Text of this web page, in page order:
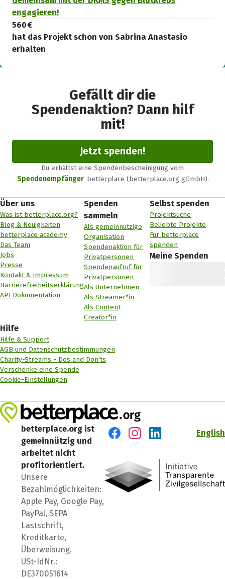
engagieren!
560 €
hat das Projekt schon von Sabrina Anastasio
erhalten
Gefällt dir die
Spendenaktion? Dann hilf
mit!
Jetzt spenden!
Du erhältst eine Spendenbescheinigung vom
Spendenempfänger betterplace (betterplace.org gGmbH).
Über uns
Was ist betterplace.org?
Blog & Neuigkeiten
betterplace academy
Das Team
Jobs
Presse
Kontakt & Impressum
Barrierefreiheitserklärung
API Dokumentation
Spenden
sammeln
Als gemeinnützige
Organisation
Spendenaktion für
Privatpersonen
Spendenaufruf für
Privatpersonen
Als Unternehmen
Als Streamer*in
Als Content
Creator*in
Selbst spenden
Projektsuche
Beliebte Projekte
Für betterplace
spenden
Meine Spenden
Hilfe
Hilfe & Support
AGB und Datenschutzbestimmungen
Charity-Streams - Dos and Don'ts
Verschenke eine Spende
Cookie-Einstellungen
betterplace.org ist
gemeinnützig und
arbeitet nicht
profitorientiert.
Unsere
Bezahlmöglichkeiten:
Apple Pay, Google Pay,
PayPal, SEPA
Lastschrift,
Kreditkarte,
Überweisung.
USt-IdNr.:
DE370051614
English